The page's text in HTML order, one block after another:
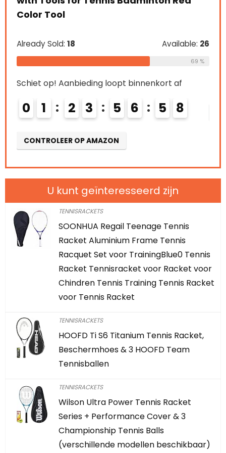
Already Sold:
Schiet op! Aanbieding loopt binnenkort af
0 2 2 3 5 6 5 6
7
CONTROLEER OP AMAZON
U kunt geïnteresseerd zijn
TENNISRACKETS
SOONHUA Regail Teenage Tennis
Racket Aluminium Frame Tennis
Racquet Set voor TrainingBlue0 Tennis
Racket Tennisracket voor Racket voor
Chindren Tennis Training Tennis Racket
voor Tennis Racket
TENNISRACKETS
HOOFD Ti S6 Titanium Tennis Racket,
Beschermhoes & 3 HOOFD Team
Tennisballen
TENNISRACKETS
Wilson Ultra Power Tennis Racket
Series + Performance Cover & 3
Championship Tennis Balls
(verschillende modellen beschikbaar)